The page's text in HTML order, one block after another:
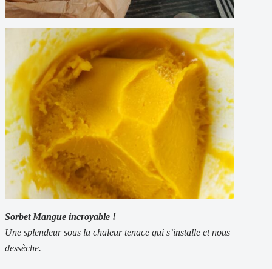
Sorbet Mangue incroyable !
Une splendeur sous la chaleur tenace qui s’installe et nous
dessèche.